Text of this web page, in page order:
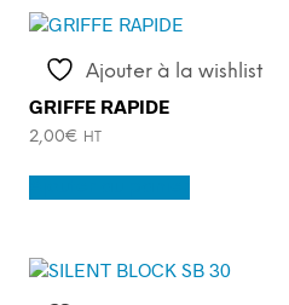
Ajouter à la wishlist
GRIFFE RAPIDE
2,00€ HT